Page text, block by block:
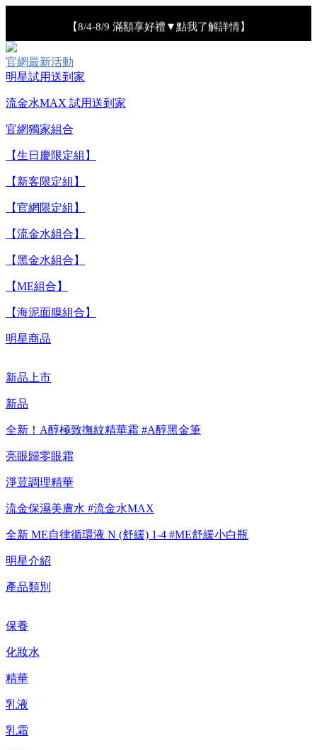
【8/4-8/9 滿額享好禮▼點我了解詳情】
性，也無法協助此類商品的售後服務
【全新流金水MAX 百元試用送到家！再享回購金】▼點我立
【8/4-8/9 單筆消費滿$3,000現折$300】
【8/4-8/9 新客LINE購物導購滿$2,000送100點LINE
【8/4-8/9 滿額享好禮▼點我了解詳情】
【綁定中信LINE Pay卡享最高6%回饋▼點我了解詳情
【重要公告】IPSA 無法驗證非官方通路銷售之品牌商品的真實
官網最新活動
明星試用送到家
流金水MAX 試用送到家
官網獨家組合
【生日慶限定組】
【新客限定組】
【官網限定組】
【流金水組合】
【黑金水組合】
【ME組合】
【海泥面膜組合】
明星商品
新品上市
新品
全新！A醇極致撫紋精華霜 #A醇黑金筆
亮眼歸零眼霜
淨荳調理精華
流金保濕美膚水 #流金水MAX
全新 ME自律循環液 N (舒緩) 1-4 #ME舒緩小白瓶
明星介紹
產品類別
保養
化妝水
精華
乳液
乳霜